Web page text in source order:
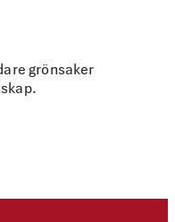
grönsaker